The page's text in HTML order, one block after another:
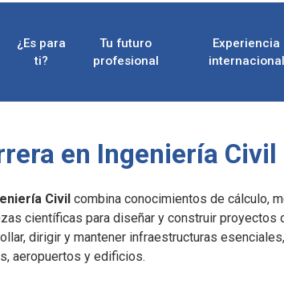
¿Es para
ti?
Tu futuro
profesional
Experiencia
internacional
en Ingeniería Civil
Civil combina conocimientos de cálculo,
científicas para diseñar y construir proyectos
dirigir y mantener infraestructuras
aeropuertos y edificios.